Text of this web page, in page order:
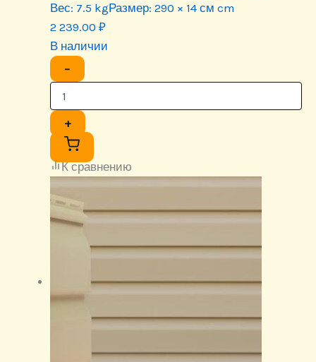
Вес: 7.5 kgРазмер: 290 × 14 см cm
2 239.00 ₽
В наличии
−
+
К сравнению